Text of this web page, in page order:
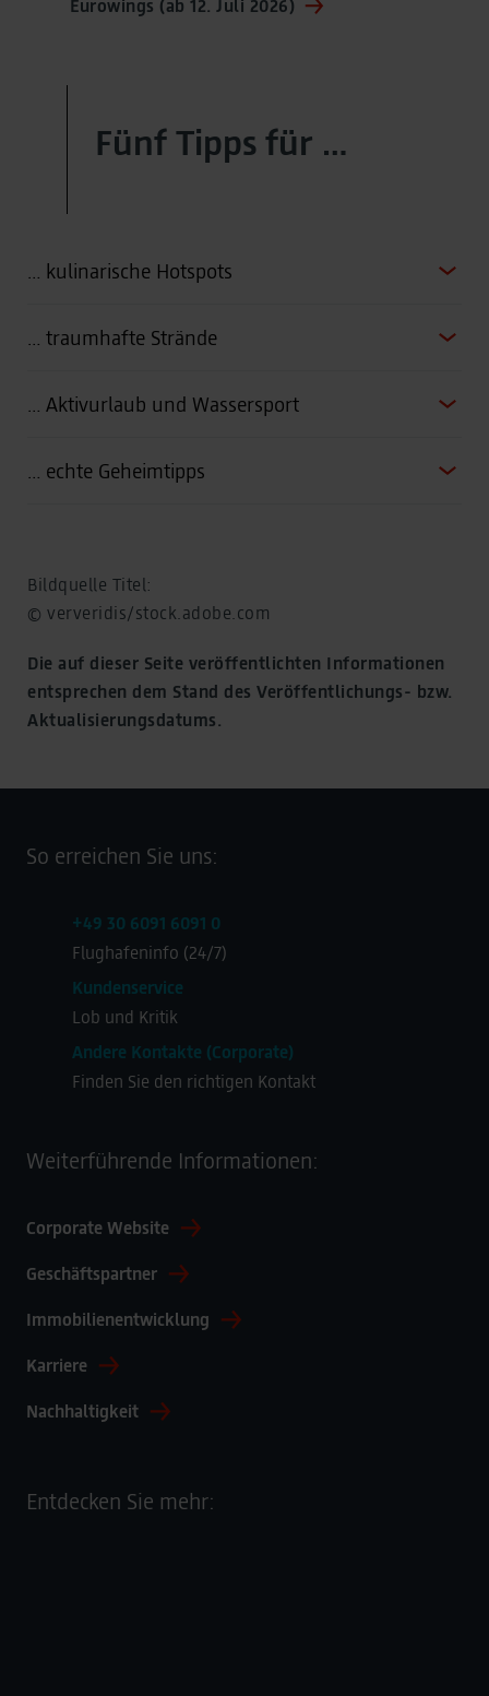
Eurowings (ab 12. Juli 2026)
Fünf Tipps für …
… kulinarische Hotspots
… traumhafte Strände
… Aktivurlaub und Wassersport
… echte Geheimtipps
Bildquelle Titel:
© ververidis/stock.adobe.com
Die auf dieser Seite veröffentlichten Informationen
entsprechen dem Stand des Veröffentlichungs- bzw.
Aktualisierungsdatums.
So erreichen Sie uns:
+49 30 6091 6091 0
Flughafeninfo (24/7)
Kundenservice
Lob und Kritik
Andere Kontakte (Corporate)
Finden Sie den richtigen Kontakt
Weiterführende Informationen:
Corporate Website
Geschäftspartner
Immobilienentwicklung
Karriere
Nachhaltigkeit
Entdecken Sie mehr: